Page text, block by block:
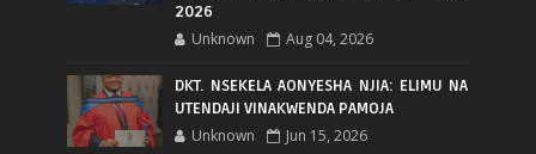
2026
Unknown Aug 04, 2026
DKT. NSEKELA AONYESHA NJIA: ELIMU NA
UTENDAJI VINAKWENDA PAMOJA
Unknown Jun 15, 2026